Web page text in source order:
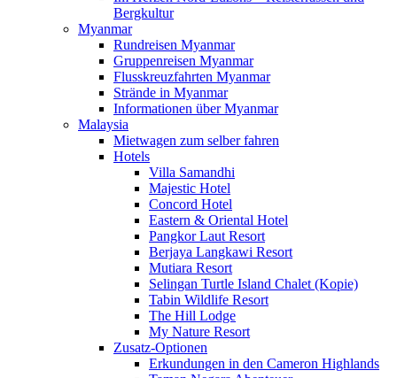
Bergkultur
Myanmar
Rundreisen Myanmar
Gruppenreisen Myanmar
Flusskreuzfahrten Myanmar
Strände in Myanmar
Informationen über Myanmar
Malaysia
Mietwagen zum selber fahren
Hotels
Villa Samandhi
Majestic Hotel
Concord Hotel
Eastern & Oriental Hotel
Pangkor Laut Resort
Berjaya Langkawi Resort
Mutiara Resort
Selingan Turtle Island Chalet (Kopie)
Tabin Wildlife Resort
The Hill Lodge
My Nature Resort
Zusatz-Optionen
Erkundungen in den Cameron Highlands